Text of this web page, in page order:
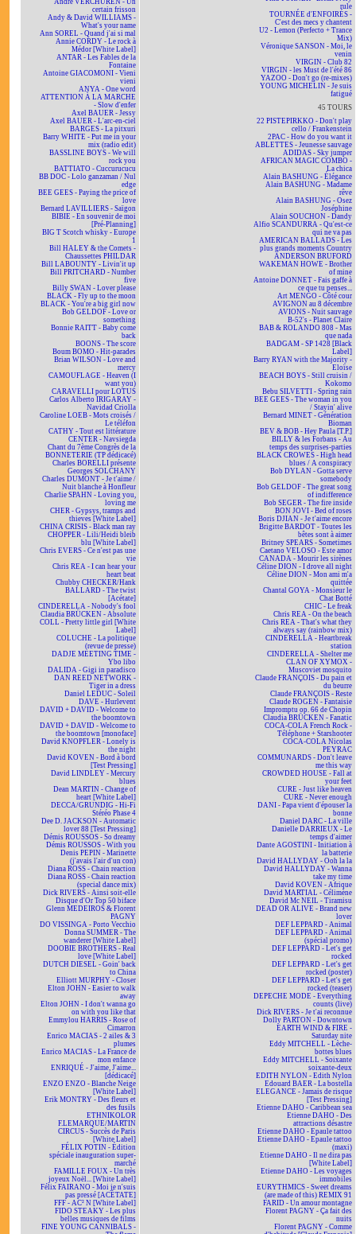
André VERCHUREN - Un
certain frisson
Andy & David WILLIAMS -
What's your name
Ann SOREL - Quand j'ai si mal
Annie CORDY - Le rock à
Médor [White Label]
ANTAR - Les Fables de la
Fontaine
Antoine GIACOMONI - Vieni
vieni
ANYA - One word
ATTENTION À LA MARCHE
- Slow d'enfer
Axel BAUER - Jessy
Axel BAUER - L'arc-en-ciel
BARGES - La pitxuri
Barry WHITE - Put me in your
mix (radio edit)
BASSLINE BOYS - We will
rock you
BATTIATO - Cuccurucucu
BB DOC - Lolo ganzaman / Nul
edge
BEE GEES - Paying the price of
love
Bernard LAVILLIERS - Saïgon
BIBIE - En souvenir de moi
[Pré-Planning]
BIG T Scotch whisky - Europe
1
Bill HALEY & the Comets -
Chaussettes PHILDAR
Bill LABOUNTY - Livin'it up
Bill PRITCHARD - Number
five
Billy SWAN - Lover please
BLACK - Fly up to the moon
BLACK - You're a big girl now
Bob GELDOF - Love or
something
Bonnie RAITT - Baby come
back
BOONS - The score
Boum BOMO - Hit-parades
Brian WILSON - Love and
mercy
CAMOUFLAGE - Heaven (I
want you)
CARAVELLI pour LOTUS
Carlos Alberto IRIGARAY -
Navidad Criolla
Caroline LOEB - Mots croisés /
Le téléfon
CATHY - Tout est littérature
CENTER - Navsiegda
Chant du 7ème Congrès de la
BONNETERIE (TP dédicacé)
Charles BORELLI présente
Georges SOLCHANY
Charles DUMONT - Je t'aime /
Nuit blanche à Honfleur
Charlie SPAHN - Loving you,
loving me
CHER - Gypsys, tramps and
thieves [White Label]
CHINA CRISIS - Black man ray
CHOPPER - Lili/Heidi bleib
blu [White Label]
Chris EVERS - Ce n'est pas une
vie
Chris REA - I can hear your
heart beat
Chubby CHECKER/Hank
BALLARD - The twist
[Acétate]
CINDERELLA - Nobody's fool
Claudia BRÜCKEN - Absolute
COLL - Pretty little girl [White
Label]
COLUCHE - La politique
(revue de presse)
DADJE MEETING TIME -
Ybo libo
DALIDA - Gigi in paradisco
DAN REED NETWORK -
Tiger in a dress
Daniel LEDUC - Soleil
DAVE - Hurlevent
DAVID + DAVID - Welcome to
the boomtown
DAVID + DAVID - Welcome to
the boomtown [monoface]
David KNOPFLER - Lonely is
the night
David KOVEN - Bord à bord
[Test Pressing]
David LINDLEY - Mercury
blues
Dean MARTIN - Change of
heart [White Label]
DECCA/GRUNDIG - Hi-Fi
Stéréo Phase 4
Dee D. JACKSON - Automatic
lover 88 [Test Pressing]
Démis ROUSSOS - So dreamy
Démis ROUSSOS - With you
Denis PEPIN - Marinette
(j'avais l'air d'un con)
Diana ROSS - Chain reaction
Diana ROSS - Chain reaction
(special dance mix)
Dick RIVERS - Ainsi soit-elle
Disque d'Or Top 50 biface
Glenn MEDEIROS & Florent
PAGNY
DO VISSINGA - Porto Vecchio
Donna SUMMER - The
wanderer [White Label]
DOOBIE BROTHERS - Real
love [White Label]
DUTCH DIESEL - Goin' back
to China
Elliott MURPHY - Closer
Elton JOHN - Easier to walk
away
Elton JOHN - I don't wanna go
on with you like that
Emmylou HARRIS - Rose of
Cimarron
Enrico MACIAS - 2 ailes & 3
plumes
Enrico MACIAS - La France de
mon enfance
ENRIQUÉ - J'aime, J'aime...
[dédicacé]
ENZO ENZO - Blanche Neige
[White Label]
Erik MONTRY - Des fleurs et
des fusils
ETHNIKOLOR
F.LEMARQUE/MARTIN
CIRCUS - Succès de Paris
[White Label]
FÉLIX POTIN - Édition
spéciale inauguration super-
marché
FAMILLE FOUX - Un très
joyeux Noël... [White Label]
Félix FAIRANO - Moi je n'suis
pas pressé [ACÉTATE]
FFF - AC² N [White Label]
FIDO STEAKY - Les plus
belles musiques de films
FINE YOUNG CANNIBALS -
rule
TOURNÉE d'ENFOIRÉS -
C'est des mecs y chantent
U2 - Lemon (Perfecto + Trance
Mix)
Véronique SANSON - Moi, le
venin
VIRGIN - Club 82
VIRGIN - les Must de l'été 86
YAZOO - Don't go (re-mixes)
YOUNG MICHELIN - Je suis
fatigué
45 TOURS
22 PISTEPIRKKO - Don't play
cello / Frankenstein
2PAC - How do you want it
ABLETTES - Jeunesse sauvage
ADIDAS - Sky jumper
AFRICAN MAGIC COMBO -
La chica
Alain BASHUNG - Élégance
Alain BASHUNG - Madame
rêve
Alain BASHUNG - Osez
Joséphine
Alain SOUCHON - Dandy
Alfio SCANDURRA - Qu'est-ce
qui ne va pas
AMERICAN BALLADS - Les
plus grands moments Country
ANDERSON BRUFORD
WAKEMAN HOWE - Brother
of mine
Antoine DONNET - Fais gaffe à
ce que tu penses...
Art MENGO - Côté cour
AVIGNON au 8 décembre
AVIONS - Nuit sauvage
B-52's - Planet Claire
BAB & ROLANDO 808 - Mas
que nada
BADGAM - SP 1428 [Black
Label]
Barry RYAN with the Majority -
Eloïse
BEACH BOYS - Still cruisin /
Kokomo
Bebu SILVETTI - Spring rain
BEE GEES - The woman in you
/ Stayin' alive
Bernard MINET - Génération
Bioman
BEV & BOB - Hey Paula [T.P.]
BILLY & les Forbans - Au
temps des surprises-parties
BLACK CROWES - High head
blues / A conspiracy
Bob DYLAN - Gotta serve
somebody
Bob GELDOF - The great song
of indifference
Bob SEGER - The fire inside
BON JOVI - Bed of roses
Boris DJIAN - Je t'aime encore
Brigitte BARDOT - Toutes les
bêtes sont à aimer
Britney SPEARS - Sometimes
Caetano VELOSO - Este amor
CANADA - Mourir les sirènes
Céline DION - I drove all night
Céline DION - Mon ami m'a
quittée
Chantal GOYA - Monsieur le
Chat Botté
CHIC - Le freak
Chris REA - On the beach
Chris REA - That's what they
always say (rainbow mix)
CINDERELLA - Heartbreak
station
CINDERELLA - Shelter me
CLAN OF XYMOX -
Muscoviet mosquito
Claude FRANÇOIS - Du pain et
du beurre
Claude FRANÇOIS - Reste
Claude ROGEN - Fantaisie
Impromptu op. 66 de Chopin
Claudia BRÜCKEN - Fanatic
COCA-COLA French Rock -
Téléphone + Starshooter
COCA-COLA Nicolas
PEYRAC
COMMUNARDS - Don't leave
me this way
CROWDED HOUSE - Fall at
your feet
CURE - Just like heaven
CURE - Never enough
DANI - Papa vient d'épouser la
bonne
Daniel DARC - La ville
Danielle DARRIEUX - Le
temps d'aimer
Dante AGOSTINI - Initiation à
la batterie
David HALLYDAY - Ooh la la
David HALLYDAY - Wanna
take my time
David KOVEN - Afrique
David MARTIAL - Célimène
David Mc NEIL - Tiramisu
DEAD OR ALIVE - Brand new
lover
DEF LEPPARD - Animal
DEF LEPPARD - Animal
(spécial promo)
DEF LEPPARD - Let's get
rocked
DEF LEPPARD - Let's get
rocked (poster)
DEF LEPPARD - Let's get
rocked (teaser)
DEPECHE MODE - Everything
counts (live)
Dick RIVERS - Je t'ai reconnue
Dolly PARTON - Downtown
EARTH WIND & FIRE -
Saturday nite
Eddy MITCHELL - Lèche-
bottes blues
Eddy MITCHELL - Soixante
soixante-deux
EDITH NYLON - Edith Nylon
Edouard BAER - La bostella
ELEGANCE - Jamais de risque
[Test Pressing]
Etienne DAHO - Caribbean sea
Etienne DAHO - Des
attractions désastre
Etienne DAHO - Epaule tattoo
Etienne DAHO - Epaule tattoo
(maxi)
Etienne DAHO - Il ne dira pas
[White Label]
Etienne DAHO - Les voyages
immobiles
EURYTHMICS - Sweet dreams
(are made of this) REMIX 91
FARID - Un amour montagne
Florent PAGNY - Ça fait des
nuits
Florent PAGNY - Comme